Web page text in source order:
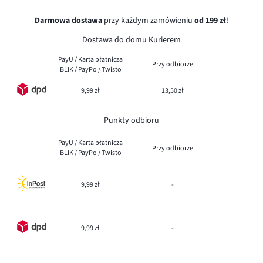
Darmowa dostawa przy każdym zamówieniu od 199 zł!
Dostawa do domu Kurierem
PayU / Karta płatnicza
BLIK / PayPo / Twisto
Przy odbiorze
9,99 zł 13,50 zł
Punkty odbioru
PayU / Karta płatnicza
BLIK / PayPo / Twisto
Przy odbiorze
9,99 zł -
9,99 zł -